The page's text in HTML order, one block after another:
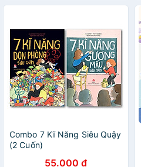
Combo 7 Kĩ Năng Siêu Quậy
(2 Cuốn)
55.000 đ